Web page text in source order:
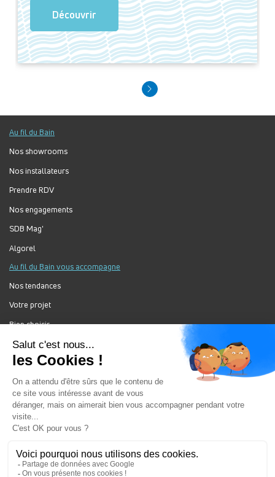
Découvrir
Au fil du Bain
Nos showrooms
Nos installateurs
Prendre RDV
Nos engagements
SDB Mag'
Algorel
Au fil du Bain vous accompagne
Nos tendances
Votre projet
Bien choisir
Forum Au Fil du Bain
Nos produits
Gestion des cookies